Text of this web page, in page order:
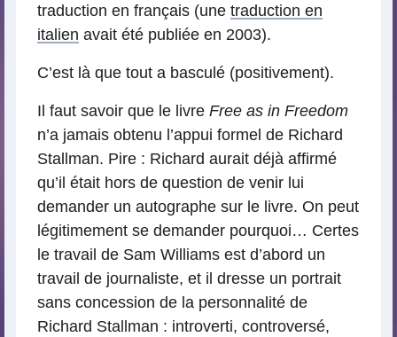
traduction en français (une traduction en
italien avait été publiée en 2003).
C’est là que tout a basculé (positivement).
Il faut savoir que le livre Free as in Freedom
n’a jamais obtenu l’appui formel de Richard
Stallman. Pire : Richard aurait déjà affirmé
qu’il était hors de question de venir lui
demander un autographe sur le livre. On peut
légitimement se demander pourquoi… Certes
le travail de Sam Williams est d’abord un
travail de journaliste, et il dresse un portrait
sans concession de la personnalité de
Richard Stallman : introverti, controversé,